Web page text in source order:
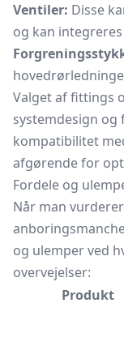
Ventiler: Disse
og kan
Valget af fittings
systemdesign og
kompatibilitet
afgørende for
Fordele og
Når man
og ulemper ved
overvejelser:
Produkt